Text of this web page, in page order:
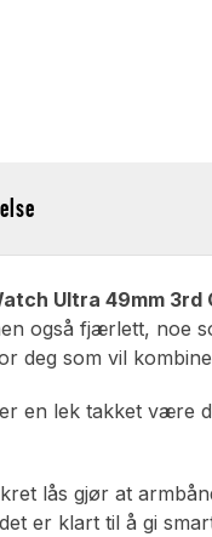
Ultra 49mm 3rd
også fjærlett, noe
deg som vil
en lek takket være
lås gjør at
er klart til å gi